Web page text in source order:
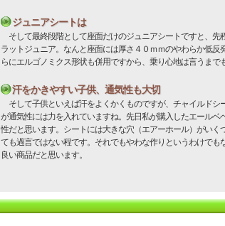
ジュニアシートは
そして最終段階として座面だけのジュニアシートですと、先
ラットジュニア。なんと座面には厚さ４０ｍｍのやわらか低反
らにエルゴノミクス形状も併用ですから、乗り心地は言うまで
汗をかきやすい子供、通気性も大切
そして子供といえば汗をよくかくものですが、チャイルドシ
が通気性には力を入れていますね。先日私が購入したエールベ
性だと思います。シートには大きな穴（エアーホール）がいく
ても過言ではない程です。それでもやわな作りというわけでも
良い商品だと思います。